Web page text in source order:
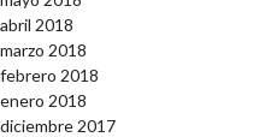
abril 2018
marzo 2018
febrero 2018
enero 2018
diciembre 2017